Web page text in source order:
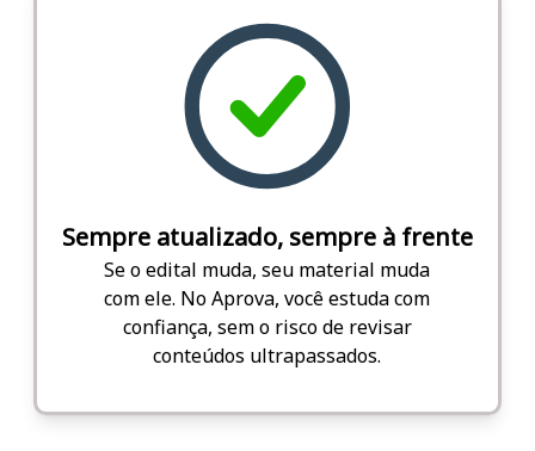
Sempre atualizado, sempre à frente
Se o edital muda, seu material muda
com ele. No Aprova, você estuda com
confiança, sem o risco de revisar
conteúdos ultrapassados.